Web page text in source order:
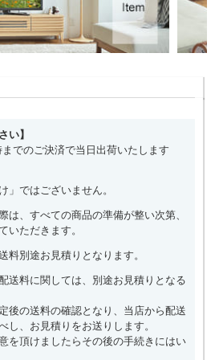
い】
でのご決済で当日出荷いたします
」ではございません。
は、すべての商品の準備が整い次第、
いただきます。
別途お見積りとなります。
送料に関しては、別途お見積りとなる
後の送料の確認となり、当店から配送
し、お見積りをお送りします。
を頂けましたらその後の手続きにはい